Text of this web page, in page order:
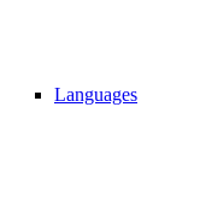
Languages